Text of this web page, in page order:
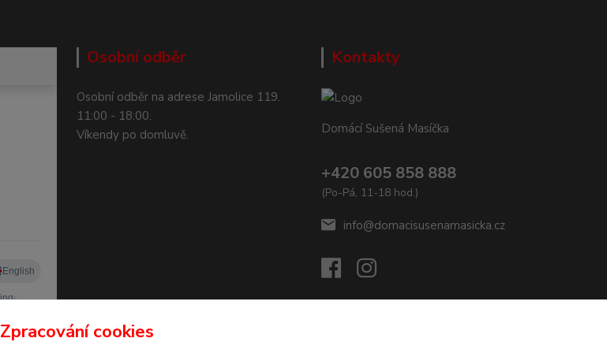
Osobní odběr
Osobní odběr na adrese Jamolice 119.
11:00 - 18:00.
Víkendy po domluvě.
Kontakty
Domácí Sušená Masíčka
+420 605 858 888
(Po-Pá, 11-18 hod.)
info@domacisusenamasicka.cz
Zpracování cookies